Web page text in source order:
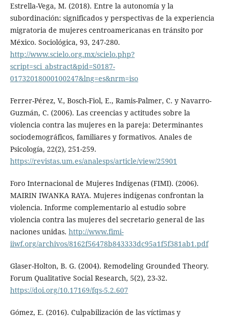
Estrella-Vega, M. (2018). Entre la autonomía y la
subordinación: significados y perspectivas de la experiencia
migratoria de mujeres centroamericanas en tránsito por
México. Sociológica, 93, 247-280.
http://www.scielo.org.mx/scielo.php?
script=sci_abstract&pid=S0187-
01732018000100247&lng=es&nrm=iso
Ferrer-Pérez, V., Bosch-Fiol, E., Ramis-Palmer, C. y Navarro-
Guzmán, C. (2006). Las creencias y actitudes sobre la
violencia contra las mujeres en la pareja: Determinantes
sociodemográficos, familiares y formativos. Anales de
Psicología, 22(2), 251-259.
https://revistas.um.es/analesps/article/view/25901
Foro Internacional de Mujeres Indígenas (FIMI). (2006).
MAIRIN IWANKA RAYA. Mujeres indígenas confrontan la
violencia. Informe complementario al estudio sobre
violencia contra las mujeres del secretario general de las
naciones unidas. http://www.fimi-
iiwf.org/archivos/8162f56478b843333dc95a1f5f381ab1.pdf
Glaser-Holton, B. G. (2004). Remodeling Grounded Theory.
Forum Qualitative Social Research, 5(2), 23-32.
https://doi.org/10.17169/fqs-5.2.607
Gómez, E. (2016). Culpabilización de las víctimas y